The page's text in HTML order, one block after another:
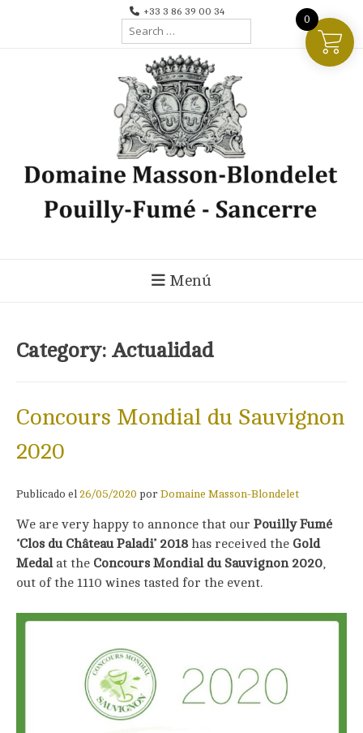
+33 3 86 39 00 34
Search
Menú
Category: Actualidad
Concours Mondial du Sauvignon
2020
Publicado el 26/05/2020 por Domaine Masson-Blondelet
We are very happy to annonce that our Pouilly Fumé
‘Clos du Château Paladi’ 2018 has received the Gold
Medalat the Concours Mondial du Sauvignon 2020,
out of the 1110 wines tasted for the event.
0